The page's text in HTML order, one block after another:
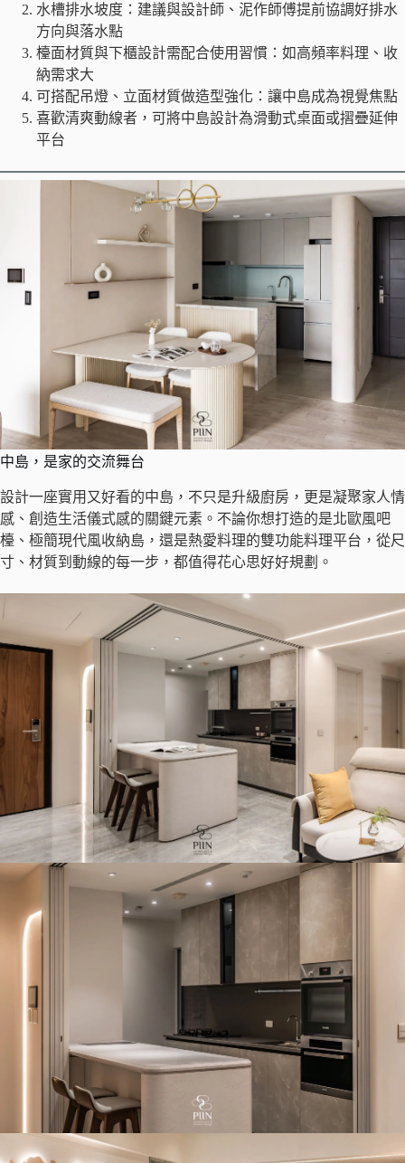
水槽排水坡度：建議與設計師、泥作師傅提前協調好排水
方向與落水點
檯面材質與下櫃設計需配合使用習慣：如高頻率料理、收
納需求大
可搭配吊燈、立面材質做造型強化：讓中島成為視覺焦點
喜歡清爽動線者，可將中島設計為滑動式桌面或摺疊延伸
平台
中島，是家的交流舞台
設計一座實用又好看的中島，不只是升級廚房，更是凝聚家人情
感、創造生活儀式感的關鍵元素。不論你想打造的是北歐風吧
檯、極簡現代風收納島，還是熱愛料理的雙功能料理平台，從尺
寸、材質到動線的每一步，都值得花心思好好規劃。